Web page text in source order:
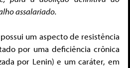
assalariado.
um aspecto de resistência
por uma deficiência crônica
por Lenin) e um caráter, em